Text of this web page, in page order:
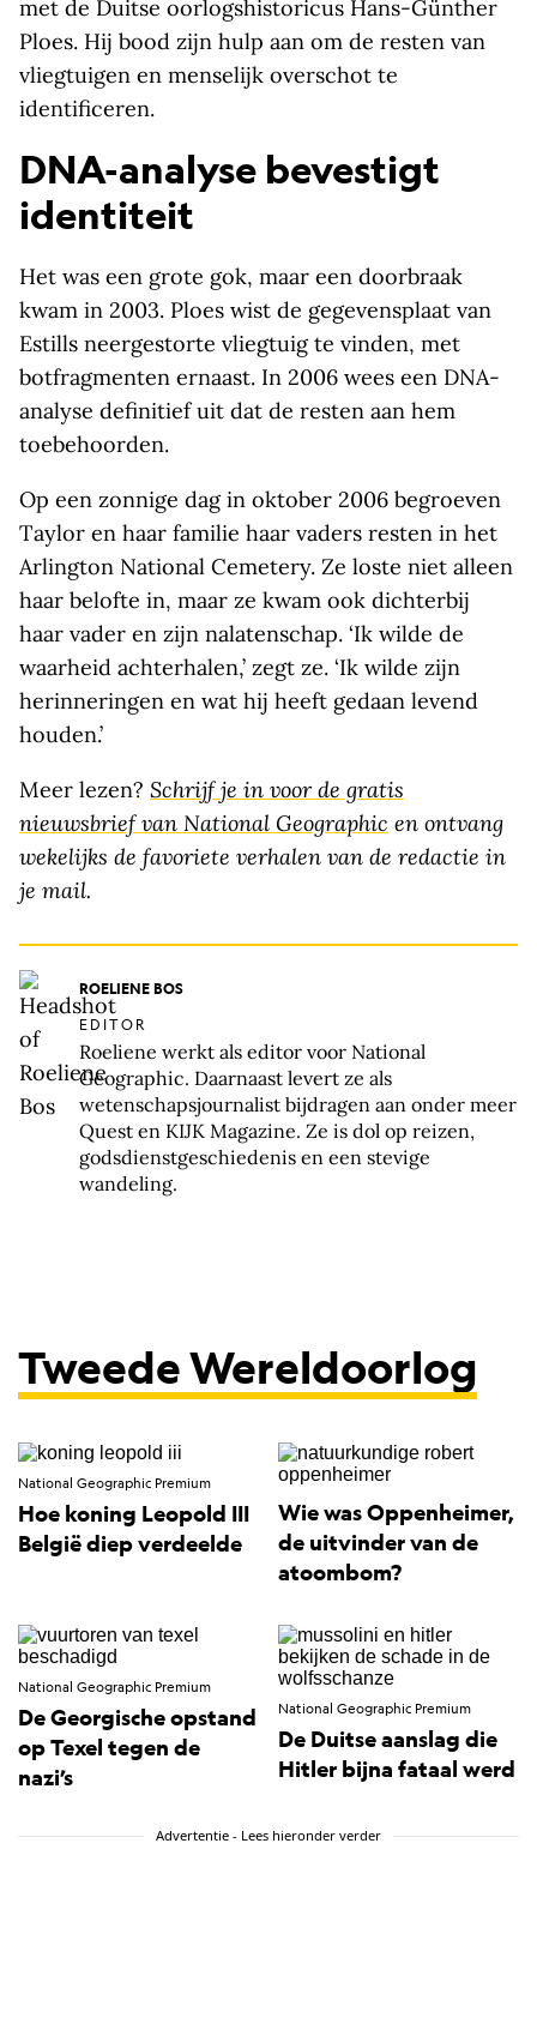
met de Duitse oorlogshistoricus Hans-Günther
Ploes. Hij bood zijn hulp aan om de resten van
vliegtuigen en menselijk overschot te
identificeren.
DNA-analyse bevestigt
identiteit
Het was een grote gok, maar een doorbraak
kwam in 2003. Ploes wist de gegevensplaat van
Estills neergestorte vliegtuig te vinden, met
botfragmenten ernaast. In 2006 wees een DNA-
analyse definitief uit dat de resten aan hem
toebehoorden.
Op een zonnige dag in oktober 2006 begroeven
Taylor en haar familie haar vaders resten in het
Arlington National Cemetery. Ze loste niet alleen
haar belofte in, maar ze kwam ook dichterbij
haar vader en zijn nalatenschap. ‘Ik wilde de
waarheid achterhalen,’ zegt ze. ‘Ik wilde zijn
herinneringen en wat hij heeft gedaan levend
houden.’
Meer lezen? Schrijf je in voor de gratis
nieuwsbrief van National Geographic en ontvang
wekelijks de favoriete verhalen van de redactie in
je mail.
ROELIENE BOS
EDITOR
Roeliene werkt als editor voor National
Geographic. Daarnaast levert ze als
wetenschapsjournalist bijdragen aan onder meer
Quest en KIJK Magazine. Ze is dol op reizen,
godsdienstgeschiedenis en een stevige
wandeling.
Tweede Wereldoorlog
National Geographic Premium
Hoe koning Leopold III
België diep verdeelde
Wie was Oppenheimer,
de uitvinder van de
atoombom?
National Geographic Premium
De Georgische opstand
op Texel tegen de
nazi’s
National Geographic Premium
De Duitse aanslag die
Hitler bijna fataal werd
Advertentie - Lees hieronder verder